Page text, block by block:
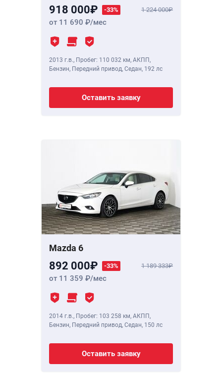
918 000 -33% 1 224 000
от 11 690 /мес
2013 г.в., Пробег: 110 032 км, АКПП,
Бензин, Передний привод, Седан, 192 лс
Оставить заявку
Mazda 6
892 000 -33% 1 189 333
от 11 359 /мес
2014 г.в., Пробег: 103 258 км, АКПП,
Бензин, Передний привод, Седан, 150 лс
Оставить заявку